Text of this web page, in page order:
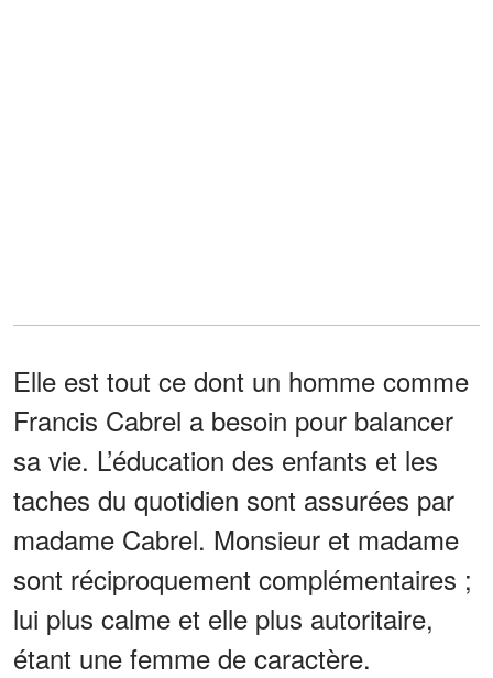
Elle est tout ce dont un homme comme
Francis Cabrel a besoin pour balancer
sa vie. L’éducation des enfants et les
taches du quotidien sont assurées par
madame Cabrel. Monsieur et madame
sont réciproquement complémentaires ;
lui plus calme et elle plus autoritaire,
étant une femme de caractère.